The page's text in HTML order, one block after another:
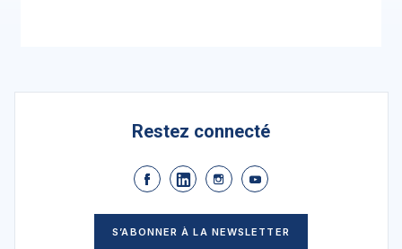
Restez connecté
S’ABONNER À LA NEWSLETTER